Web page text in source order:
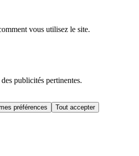
vous utilisez le site.
publicités pertinentes.
préférences Tout accepter